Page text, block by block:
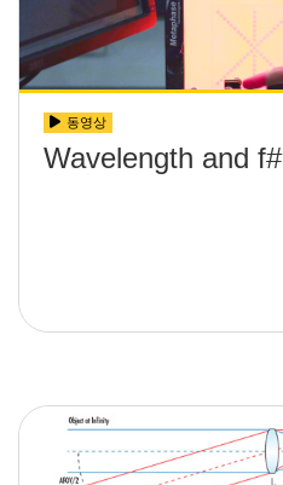
동영상
Wavelength and f#